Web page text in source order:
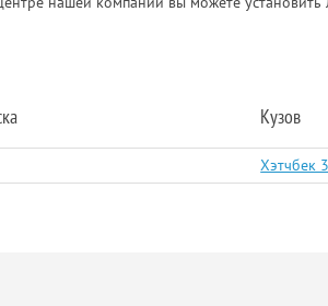
Кузов
Хэтчбек